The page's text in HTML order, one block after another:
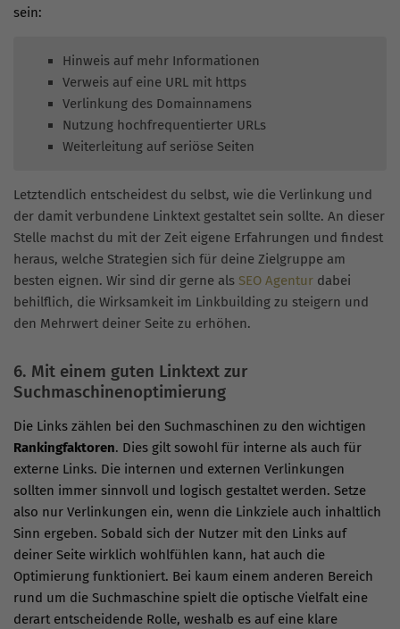
sein:
Hinweis auf mehr Informationen
Verweis auf eine URL mit https
Verlinkung des Domainnamens
Nutzung hochfrequentierter URLs
Weiterleitung auf seriöse Seiten
Letztendlich entscheidest du selbst, wie die Verlinkung und
der damit verbundene Linktext gestaltet sein sollte. An dieser
Stelle machst du mit der Zeit eigene Erfahrungen und findest
heraus, welche Strategien sich für deine Zielgruppe am
besten eignen. Wir sind dir gerne als SEO Agentur dabei
behilflich, die Wirksamkeit im Linkbuilding zu steigern und
den Mehrwert deiner Seite zu erhöhen.
6. Mit einem guten Linktext zur
Suchmaschinenoptimierung
Die Links zählen bei den Suchmaschinen zu den wichtigen
Rankingfaktoren. Dies gilt sowohl für interne als auch für
externe Links. Die internen und externen Verlinkungen
sollten immer sinnvoll und logisch gestaltet werden. Setze
also nur Verlinkungen ein, wenn die Linkziele auch inhaltlich
Sinn ergeben. Sobald sich der Nutzer mit den Links auf
deiner Seite wirklich wohlfühlen kann, hat auch die
Optimierung funktioniert. Bei kaum einem anderen Bereich
rund um die Suchmaschine spielt die optische Vielfalt eine
derart entscheidende Rolle, weshalb es auf eine klare